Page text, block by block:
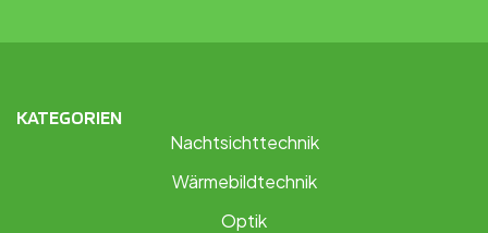
KATEGORIEN
Nachtsichttechnik
Wärmebildtechnik
Optik